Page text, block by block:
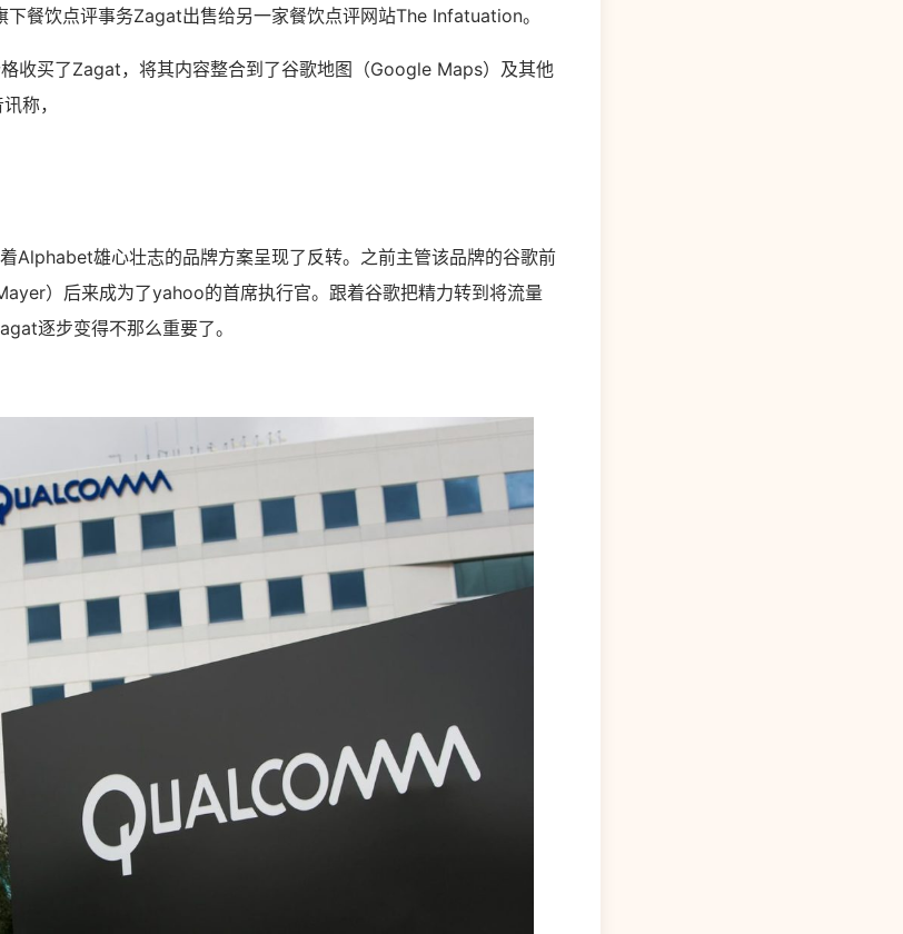
餐饮点评事务Zagat出售给另一家餐饮点评网站The Infatuation。
收买了Zagat，将其内容整合到了谷歌地图（Google Maps）及其他
称，
Alphabet雄心壮志的品牌方案呈现了反转。之前主管该品牌的谷歌前
）后来成为了yahoo的首席执行官。跟着谷歌把精力转到将流量
逐步变得不那么重要了。